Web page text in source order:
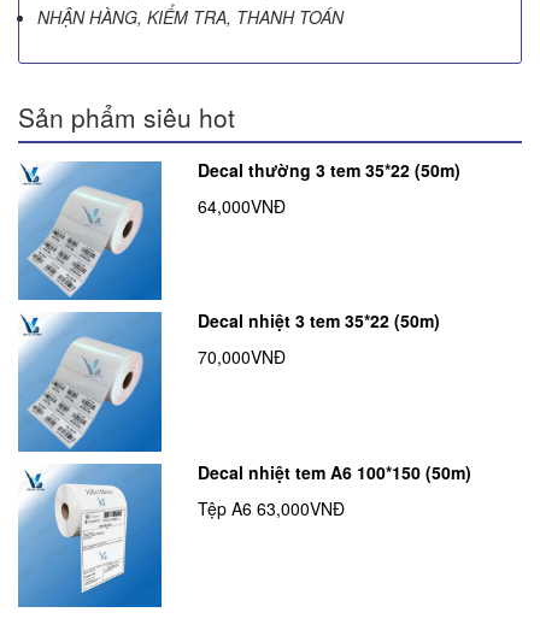
NHẬN HÀNG, KIỂM TRA, THANH TOÁN
Sản phẩm siêu hot
Decal thường 3 tem 35*22 (50m)
64,000VNĐ
Decal nhiệt 3 tem 35*22 (50m)
70,000VNĐ
Decal nhiệt tem A6 100*150 (50m)
Tệp A6 63,000VNĐ